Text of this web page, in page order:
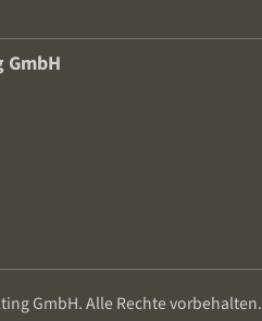
GmbH. Alle Rechte vorbehalten.